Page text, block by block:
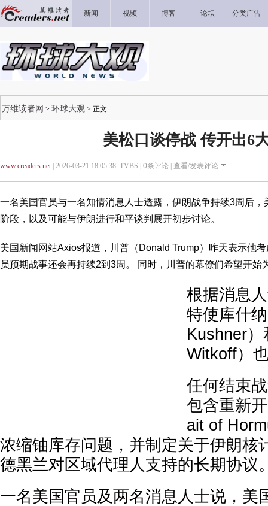
新闻 视频 博客 论坛 分类广告
万维读者网 > 环球大观 > 正文
美松口谈停战 传开出6
www.creaders.net| 2026-03-21 18:05:38 TVBS | 0条评论 | 查看/发表评论
一名美国官员与一名知情消息人士透露，伊朗战争持续3周后
阶段，以及可能与伊朗进行和平谈判展开初步讨论。
美国新闻网站Axios报道，川普（Donald Trump）昨天表示他考
员预期战事还会再持续2到3周。 同时，川普的幕僚们希望开始
根据消息
特使库什
Kushner
Witkoff）
任何结束
包含重新
ait of
浓缩铀库存问题，并制定关于伊朗核
德黑兰对区域代理人支持的长期协议
一名美国官员及两名消息人士说，美